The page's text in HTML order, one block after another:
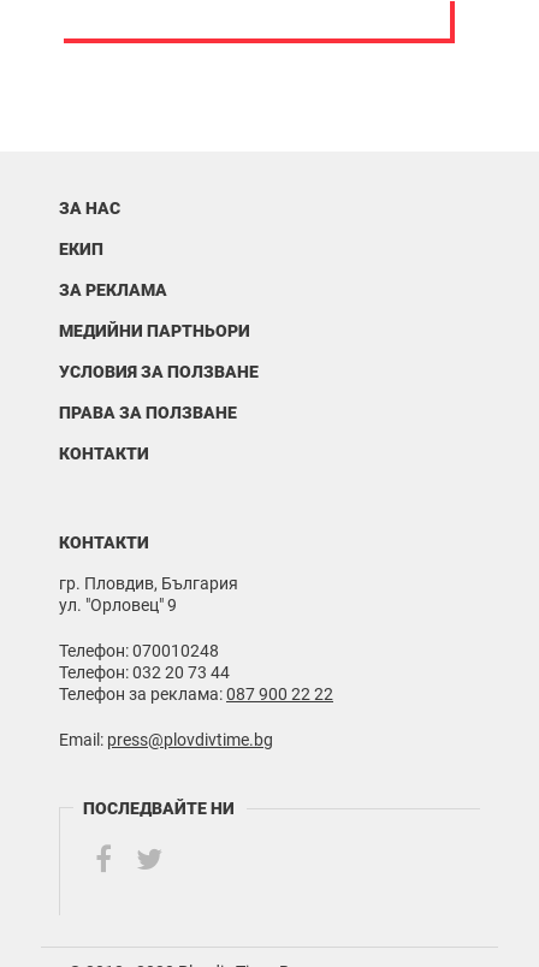
ЗА НАС
ЕКИП
ЗА РЕКЛАМА
МЕДИЙНИ ПАРТНЬОРИ
УСЛОВИЯ ЗА ПОЛЗВАНЕ
ПРАВА ЗА ПОЛЗВАНЕ
КОНТАКТИ
КОНТАКТИ
гр. Пловдив, България
ул. "Орловец" 9
Телефон: 070010248
Телефон: 032 20 73 44
Телефон за реклама:087 900 22 22
Email: press@plovdivtime.bg
ПОСЛЕДВАЙТЕ НИ